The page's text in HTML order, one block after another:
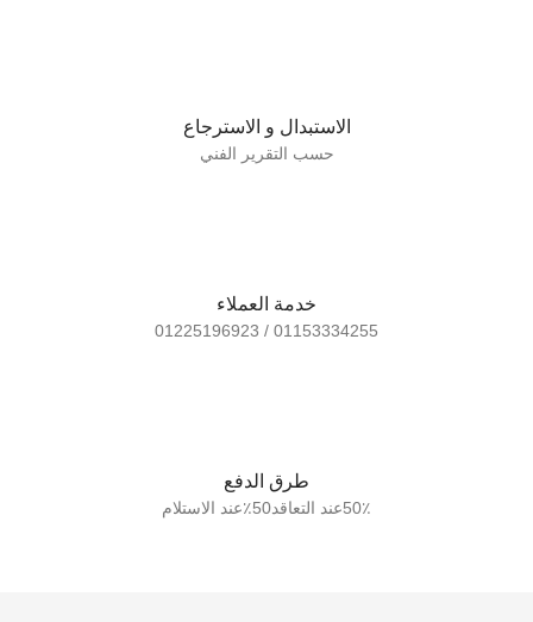
الاستبدال و الاسترجاع
حسب التقرير الفني
خدمة العملاء
01153334255 / 01225196923
طرق الدفع
50٪عند التعاقد50٪عند الاستلام